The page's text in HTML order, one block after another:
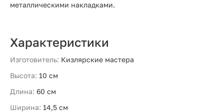
металлическими накладками.
Характеристики
Изготовитель: Кизлярские мастера
Высота: 10 см
Длина: 60 см
Ширина: 14,5 см